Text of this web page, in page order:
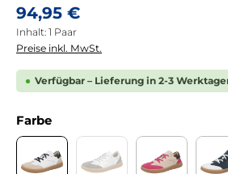
Regulärer Preis:
94,95 €
Inhalt: 1 Paar
Preise inkl. MwSt.
Verfügbar – Lieferung in 2-3
Farbeauswählen